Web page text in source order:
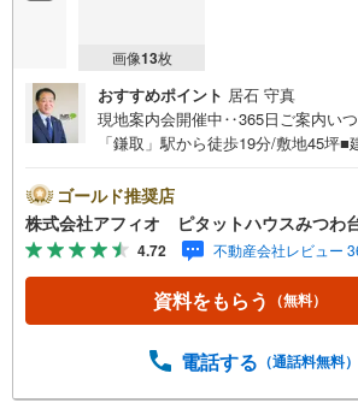
画像13枚
おすすめポイント 居石 守真
現地案内会開催中‥365日ご案内い
「鎌取」駅から徒歩19分/敷地45坪
12分と子育てしやすい環境■ホタル
歩5分お客様の笑顔のために。千葉県
式会社アフィオにお任せください。
なるお家探しの、心強いパートナー
ポート致します。ご見学やご相談
す。お気軽にお問合せ下さいませ
す。・売却のご相談も秘密厳守でス
ゴールド推奨店
株式会社アフィオ ピタットハウスみつわ
4.72 不動産会社レビュー
資料をもらう （無料）
電話する （通話料無料）